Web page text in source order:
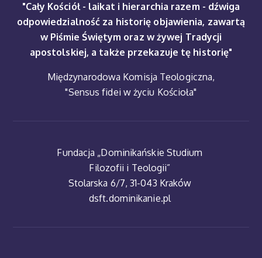
"Cały Kościół - laikat i hierarchia razem - dźwiga
odpowiedzialność za historię objawienia, zawartą
w Piśmie Świętym oraz w żywej Tradycji
apostolskiej, a także przekazuje tę historię"
Międzynarodowa Komisja Teologiczna,
"Sensus fidei w życiu Kościoła"
Fundacja „Dominikańskie Studium
Filozofii i Teologii”
Stolarska 6/7, 31-043 Kraków
dsft.dominikanie.pl